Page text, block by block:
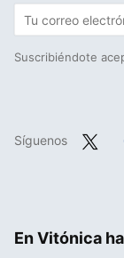
Suscribiéndote
Síguenos
En Vitónica